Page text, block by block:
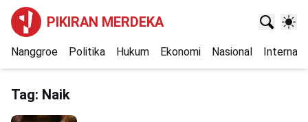
PIKIRAN MERDEKA
Nanggroe Politika Hukum Ekonomi Nasional
Tag: Naik